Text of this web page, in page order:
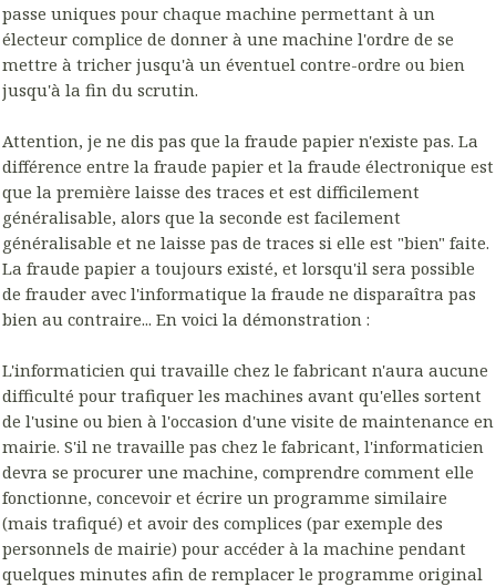
passe uniques pour chaque machine permettant à un
électeur complice de donner à une machine l'ordre de se
mettre à tricher jusqu'à un éventuel contre-ordre ou bien
jusqu'à la fin du scrutin.
Attention, je ne dis pas que la fraude papier n'existe pas. La
différence entre la fraude papier et la fraude électronique est
que la première laisse des traces et est difficilement
généralisable, alors que la seconde est facilement
généralisable et ne laisse pas de traces si elle est "bien" faite.
La fraude papier a toujours existé, et lorsqu'il sera possible
de frauder avec l'informatique la fraude ne disparaîtra pas
bien au contraire... En voici la démonstration :
L'informaticien qui travaille chez le fabricant n'aura aucune
difficulté pour trafiquer les machines avant qu'elles sortent
de l'usine ou bien à l'occasion d'une visite de maintenance en
mairie. S'il ne travaille pas chez le fabricant, l'informaticien
devra se procurer une machine, comprendre comment elle
fonctionne, concevoir et écrire un programme similaire
(mais trafiqué) et avoir des complices (par exemple des
personnels de mairie) pour accéder à la machine pendant
quelques minutes afin de remplacer le programme original